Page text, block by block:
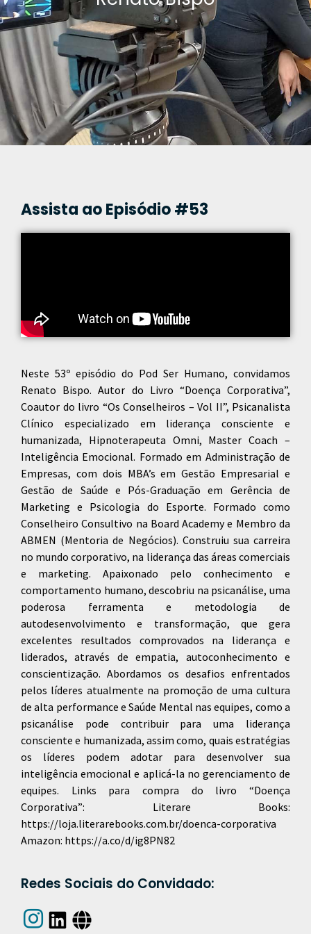
Assista ao Episódio #53
Neste 53º episódio do Pod Ser Humano, convidamos
Renato Bispo. Autor do Livro “Doença Corporativa”,
Coautor do livro “Os Conselheiros – Vol II”, Psicanalista
Clínico especializado em liderança consciente e
humanizada, Hipnoterapeuta Omni, Master Coach –
Inteligência Emocional. Formado em Administração de
Empresas, com dois MBA’s em Gestão Empresarial e
Gestão de Saúde e Pós-Graduação em Gerência de
Marketing e Psicologia do Esporte. Formado como
Conselheiro Consultivo na Board Academy e Membro da
ABMEN (Mentoria de Negócios). Construiu sua carreira
no mundo corporativo, na liderança das áreas comerciais
e marketing. Apaixonado pelo conhecimento e
comportamento humano, descobriu na psicanálise, uma
poderosa ferramenta e metodologia de
autodesenvolvimento e transformação, que gera
excelentes resultados comprovados na liderança e
liderados, através de empatia, autoconhecimento e
conscientização. Abordamos os desafios enfrentados
pelos líderes atualmente na promoção de uma cultura
de alta performance e Saúde Mental nas equipes, como a
psicanálise pode contribuir para uma liderança
consciente e humanizada, assim como, quais estratégias
os líderes podem adotar para desenvolver sua
inteligência emocional e aplicá-la no gerenciamento de
equipes. Links para compra do livro “Doença
Corporativa”: Literare Books:
https://loja.literarebooks.com.br/doenca-corporativa
Amazon: https://a.co/d/ig8PN82
Redes Sociais do Convidado: